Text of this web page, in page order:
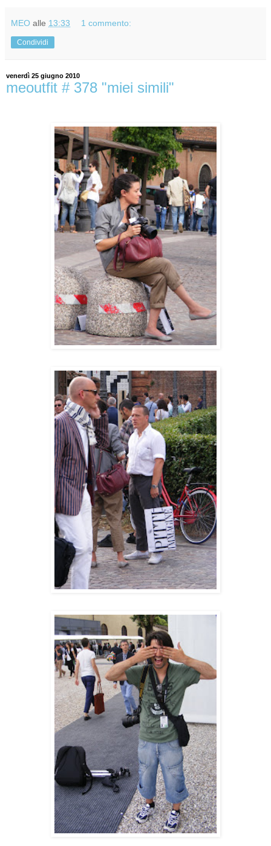
MEO alle 13:33 1 commento:
Condividi
venerdì 25 giugno 2010
meoutfit # 378 "miei simili"